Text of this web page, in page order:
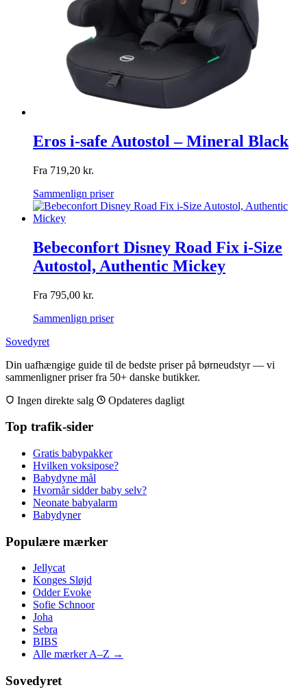
Eros i-safe Autostol – Mineral Black
Fra 719,20 kr.
Sammenlign priser
Bebeconfort Disney Road Fix i-Size
Autostol, Authentic Mickey
Fra 795,00 kr.
Sammenlign priser
Sovedyret
Din uafhængige guide til de bedste priser på børneudstyr — vi
sammenligner priser fra 50+ danske butikker.
Ingen direkte salg
Opdateres dagligt
Top trafik-sider
Gratis babypakker
Hvilken voksipose?
Babydyne mål
Hvornår sidder baby selv?
Neonate babyalarm
Babydyner
Populære mærker
Jellycat
Konges Sløjd
Odder Evoke
Sofie Schnoor
Joha
Sebra
BIBS
Alle mærker A–Z →
Sovedyret